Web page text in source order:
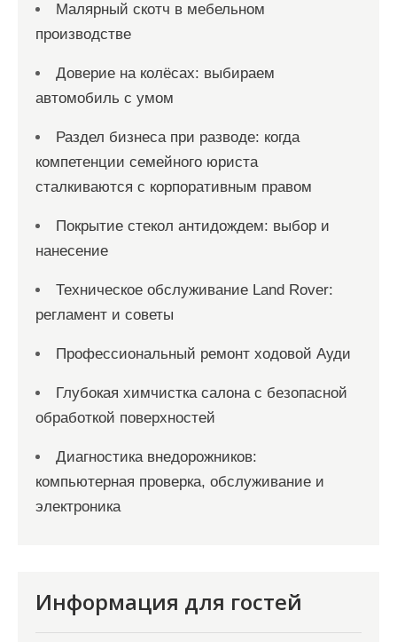
Малярный скотч в мебельном
производстве
Доверие на колёсах: выбираем
автомобиль с умом
Раздел бизнеса при разводе: когда
компетенции семейного юриста
сталкиваются с корпоративным правом
Покрытие стекол антидождем: выбор и
нанесение
Техническое обслуживание Land Rover:
регламент и советы
Профессиональный ремонт ходовой Ауди
Глубокая химчистка салона с безопасной
обработкой поверхностей
Диагностика внедорожников:
компьютерная проверка, обслуживание и
электроника
Информация для гостей